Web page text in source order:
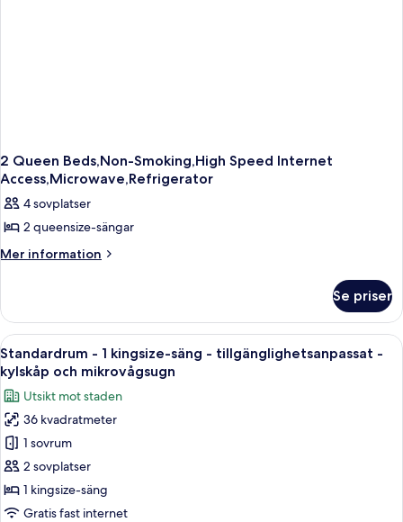
2 Queen Beds,Non-Smoking,High Speed Internet
Access,Microwave,Refrigerator
4 sovplatser
2 queensize-sängar
Mer information
Mer
Queen
Beds,Non-
Smoking,High
Speed
Internet
Access,Microwave,Refrigerator
Se priser
Öppna
alla
foton
för
Standardrum
-
1
kingsize-
säng
Ett hotellrum med en säng,
4
Standardrum - 1 kingsize-säng - tillgänglighetsanpassat -
kylskåp och mikrovågsugn
Utsikt mot staden
36 kvadratmeter
1 sovrum
2 sovplatser
1 kingsize-säng
Gratis fast internet